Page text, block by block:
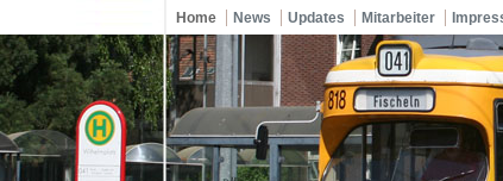
Home News Updates Mitarbeiter